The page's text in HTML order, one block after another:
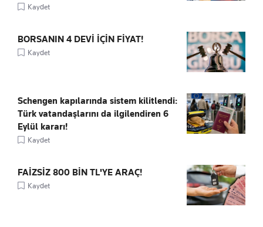
Kaydet
BORSANIN 4 DEVİ İÇİN FİYAT!
Kaydet
Schengen kapılarında sistem kilitlendi:
Türk vatandaşlarını da ilgilendiren 6
Eylül kararı!
Kaydet
FAİZSİZ 800 BİN TL'YE ARAÇ!
Kaydet